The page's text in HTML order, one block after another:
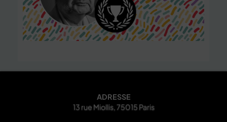
ADRESSE
13 rue Miollis, 75015 Paris